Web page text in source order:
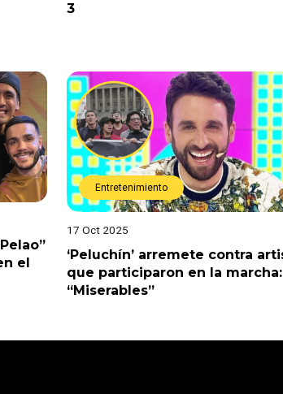
3
el
Entretenimiento
17 Oct 2025
‘Peluchín’ arremete contra
que participaron en la marcha:
“Miserables”